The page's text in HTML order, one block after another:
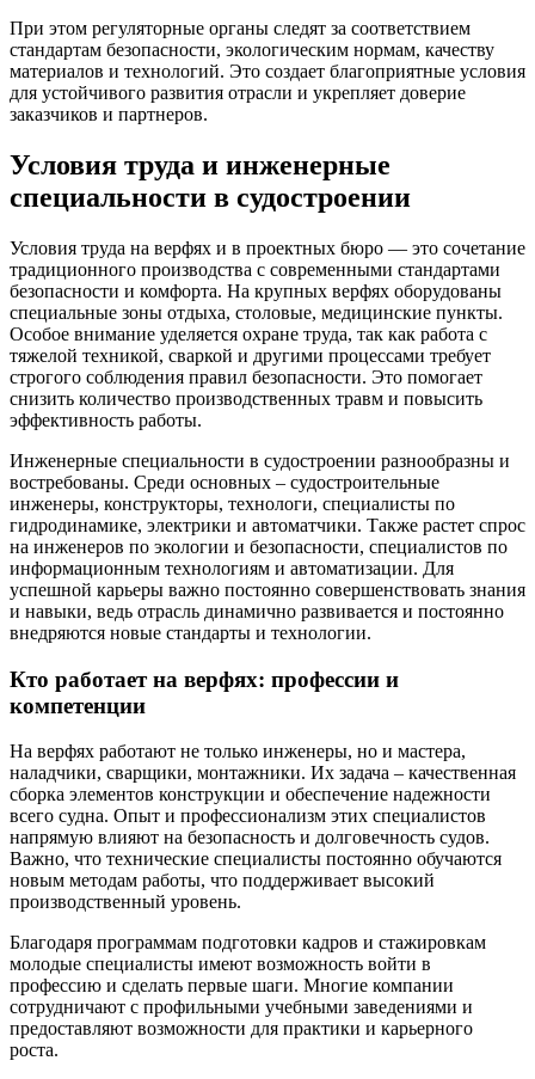
При этом регуляторные органы следят за соответствием
стандартам безопасности, экологическим нормам, качеству
материалов и технологий. Это создает благоприятные условия
для устойчивого развития отрасли и укрепляет доверие
заказчиков и партнеров.
Условия труда и инженерные
специальности в судостроении
Условия труда на верфях и в проектных бюро — это сочетание
традиционного производства с современными стандартами
безопасности и комфорта. На крупных верфях оборудованы
специальные зоны отдыха, столовые, медицинские пункты.
Особое внимание уделяется охране труда, так как работа с
тяжелой техникой, сваркой и другими процессами требует
строгого соблюдения правил безопасности. Это помогает
снизить количество производственных травм и повысить
эффективность работы.
Инженерные специальности в судостроении разнообразны и
востребованы. Среди основных – судостроительные
инженеры, конструкторы, технологи, специалисты по
гидродинамике, электрики и автоматчики. Также растет спрос
на инженеров по экологии и безопасности, специалистов по
информационным технологиям и автоматизации. Для
успешной карьеры важно постоянно совершенствовать знания
и навыки, ведь отрасль динамично развивается и постоянно
внедряются новые стандарты и технологии.
Кто работает на верфях: профессии и
компетенции
На верфях работают не только инженеры, но и мастера,
наладчики, сварщики, монтажники. Их задача – качественная
сборка элементов конструкции и обеспечение надежности
всего судна. Опыт и профессионализм этих специалистов
напрямую влияют на безопасность и долговечность судов.
Важно, что технические специалисты постоянно обучаются
новым методам работы, что поддерживает высокий
производственный уровень.
Благодаря программам подготовки кадров и стажировкам
молодые специалисты имеют возможность войти в
профессию и сделать первые шаги. Многие компании
сотрудничают с профильными учебными заведениями и
предоставляют возможности для практики и карьерного
роста.